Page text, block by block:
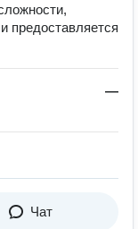
предоставляется
—
Чат